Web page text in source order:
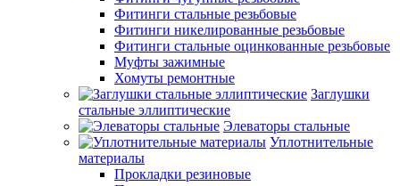
Фитинги стальные резьбовые
Фитинги никелированные резьбовые
Фитинги стальные оцинкованные резьбовые
Муфты зажимные
Хомуты ремонтные
Заглушки
стальные эллиптические
Элеваторы стальные
Уплотнительные
материалы
Прокладки резиновые